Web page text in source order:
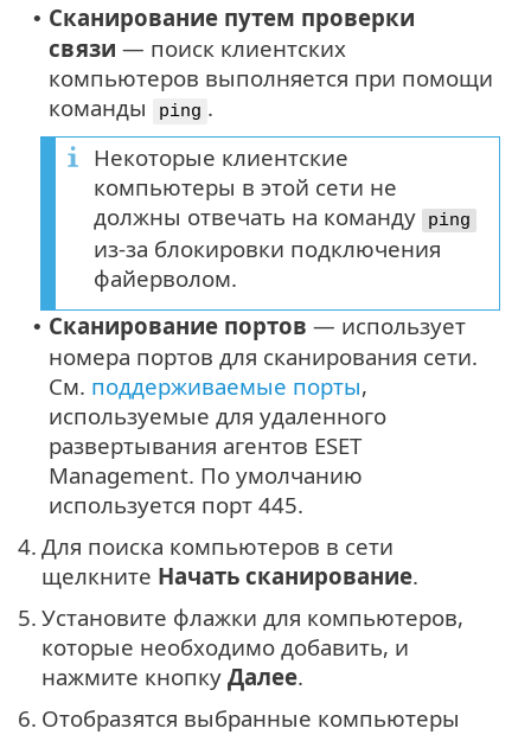
• Сканирование путем проверки
связи — поиск клиентских
компьютеров выполняется при помощи
команды
ping .
Некоторые клиентские
компьютеры в этой сети не
должны отвечать на команду
ping
из-за блокировки подключения
файерволом.
• Сканирование портов — использует
номера портов для сканирования сети.
См. поддерживаемые порты,
используемые для удаленного
развертывания агентов ESET
Management. По умолчанию
используется порт 445.
4. Для поиска компьютеров в сети
щелкните Начать сканирование.
5. Установите флажки для компьютеров,
которые необходимо добавить, и
нажмите кнопку Далее.
6. Отобразятся выбранные компьютеры